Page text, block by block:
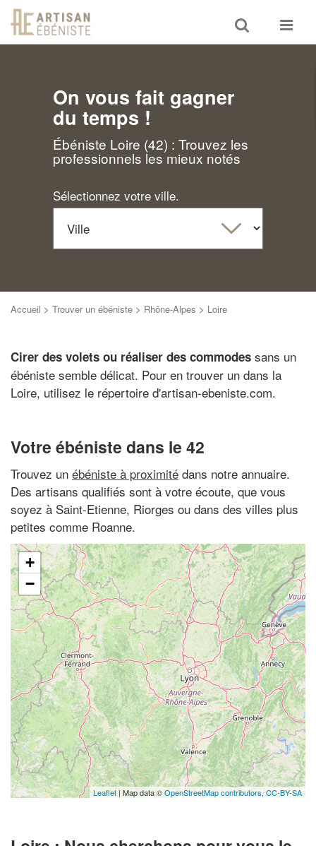
Toggle
search
Toggle
On vous fait gagner
du temps !
Ébéniste Loire (42) : Trouvez les
professionnels les mieux notés
Sélectionnez votre ville.
Accueil > Trouver un ébéniste > Rhône-Alpes > Loire
Cirer des volets ou réaliser des commodes sans un
ébéniste semble délicat. Pour en trouver un dans la
Loire, utilisez le répertoire d'artisan-ebeniste.com.
Votre ébéniste dans le 42
Trouvez un ébéniste à proximité dans notre annuaire.
Des artisans qualifiés sont à votre écoute, que vous
soyez à Saint-Etienne, Riorges ou dans des villes plus
petites comme Roanne.
+
−
Leaflet | Map data ©OpenStreetMap contributors,CC-BY-SA